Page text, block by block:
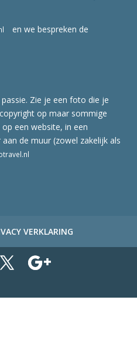
en we bespreken de
Zie je een foto die je
op maar sommige
een website, in een
de muur (zowel zakelijk als
VERKLARING